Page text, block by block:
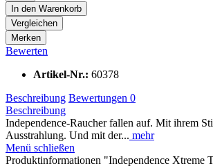
In den Warenkorb
Vergleichen
Merken
Bewerten
Artikel-Nr.: 60378
Beschreibung Bewertungen 0
Beschreibung
Independence-Raucher fallen auf. Mit ihrem
Ausstrahlung. Und mit der... mehr
Menü schließen
Produktinformationen "Independence Xtreme